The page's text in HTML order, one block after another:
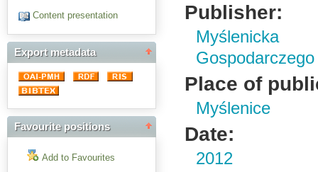
Content presentation
Export metadata
Favourite positions
Add to Favourites
Publisher:
Place of
Myślenice
Date:
2012